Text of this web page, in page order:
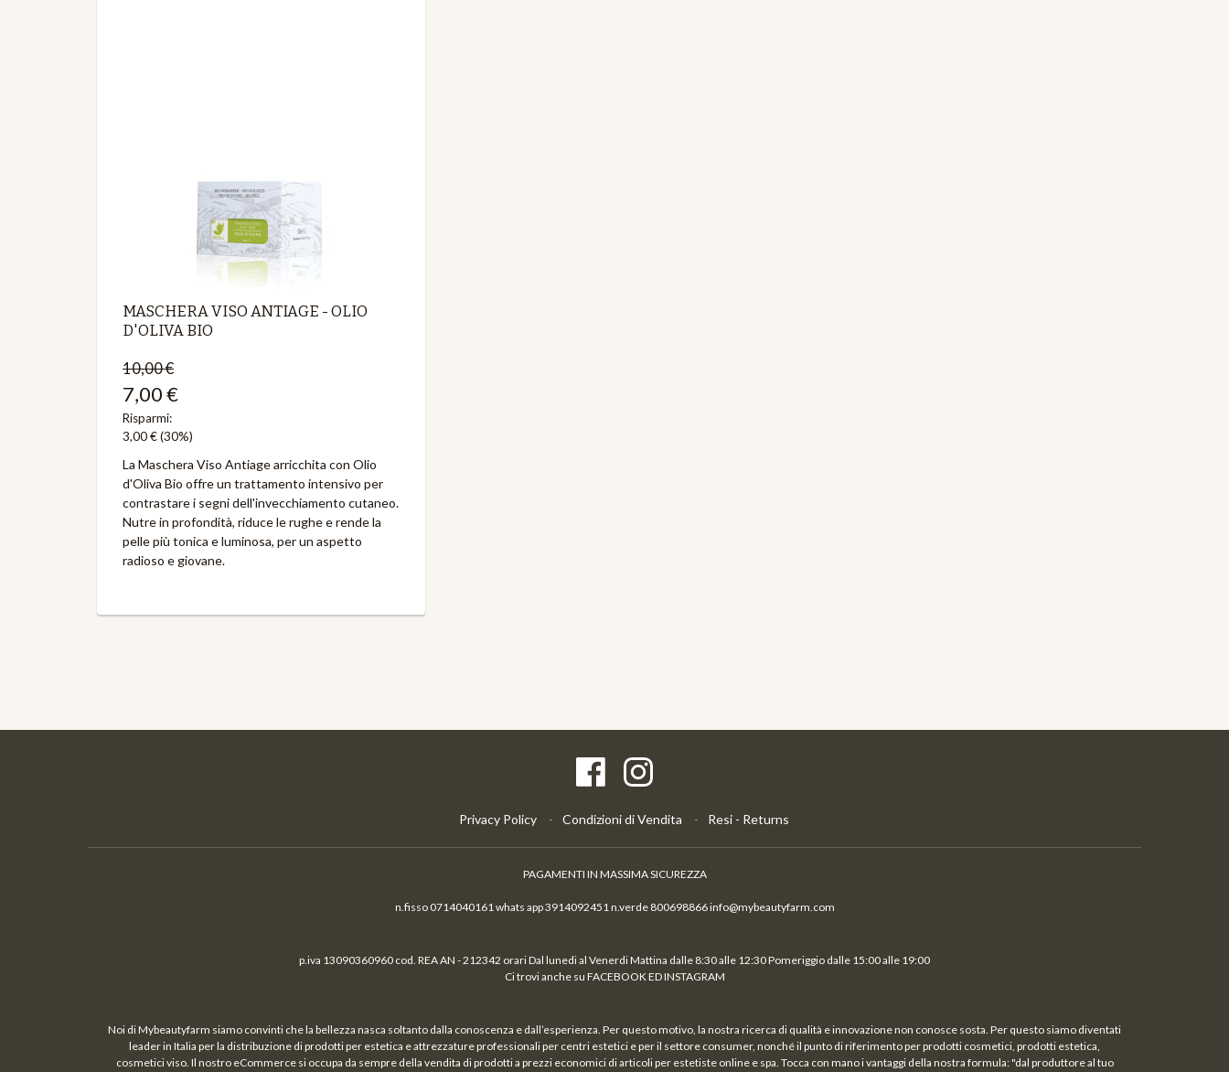
MASCHERA VISO ANTIAGE - OLIO
D'OLIVA BIO
10,00 €
7,00 €
Risparmi:
3,00 €(30%)
La Maschera Viso Antiage arricchita con Olio
d'Oliva Bio offre un trattamento intensivo per
contrastare i segni dell'invecchiamento cutaneo.
Nutre in profondità, riduce le rughe e rende la
pelle più tonica e luminosa, per un aspetto
radioso e giovane.
Privacy Policy Condizioni di Vendita Resi - Returns
PAGAMENTI IN MASSIMA SICUREZZA
n.fisso 0714040161 whats app 3914092451 n.verde 800698866 info@mybeautyfarm.com
p.iva 13090360960 cod. REA AN - 212342 orari Dal lunedi al Venerdi Mattina dalle 8:30 alle 12:30 Pomeriggio dalle 15:00 alle 19:00
Ci trovi anche su FACEBOOK ED INSTAGRAM
Noi di Mybeautyfarm siamo convinti che la bellezza nasca soltanto dalla conoscenza e dall’esperienza. Per questo motivo, la nostra ricerca di qualità e innovazione non conosce sosta. Per questo siamo diventati
leader in Italia per la distribuzione di prodotti per estetica e attrezzature professionali per centri estetici e per il settore consumer, nonché il punto di riferimento per prodotti cosmetici, prodotti estetica,
cosmetici viso. Il nostro eCommerce si occupa da sempre della vendita di prodotti a prezzi economici di articoli per estetiste online e spa. Tocca con mano i vantaggi della nostra formula: "dal produttore al tuo